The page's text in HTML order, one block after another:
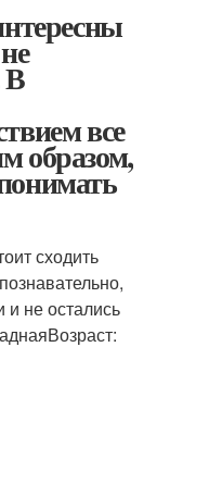
В
все
образом,
сходить
не остались